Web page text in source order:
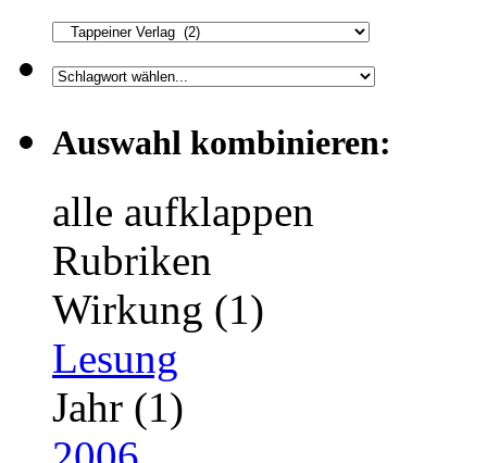
Auswahl kombinieren:
alle aufklappen
Rubriken
Wirkung (1)
Lesung
Jahr (1)